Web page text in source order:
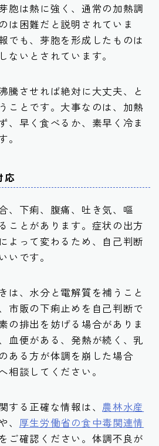
胞は熱に強く、通常の加熱調
は困難だと説明されていま
でも、芽胞を形成したものは
ないとされています。
騰させれば絶対に大丈夫、と
ことです。大事なのは、加熱
、早く食べるか、素早く冷ま
。
応
、下痢、腹痛、吐き気、嘔
ことがあります。症状の出方
よって変わるため、自己判断
いです。
は、水分と電解質を補うこと
市販の下痢止めを自己判断で
の排出を妨げる場合がありま
血便がある、発熱が続く、乳
ある方が体調を崩した場合
相談してください。
する正確な情報は、農林水産
、 厚生労働省の食中毒関連情
ご確認ください。体調不良が